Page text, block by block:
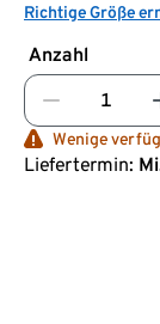
Richtige Größe
Anzahl
Wenige
Liefertermin: